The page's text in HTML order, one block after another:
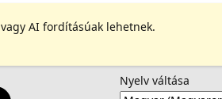
AI fordításúak lehetnek.
Nyelv váltása